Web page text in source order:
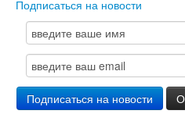
Подписаться на новости